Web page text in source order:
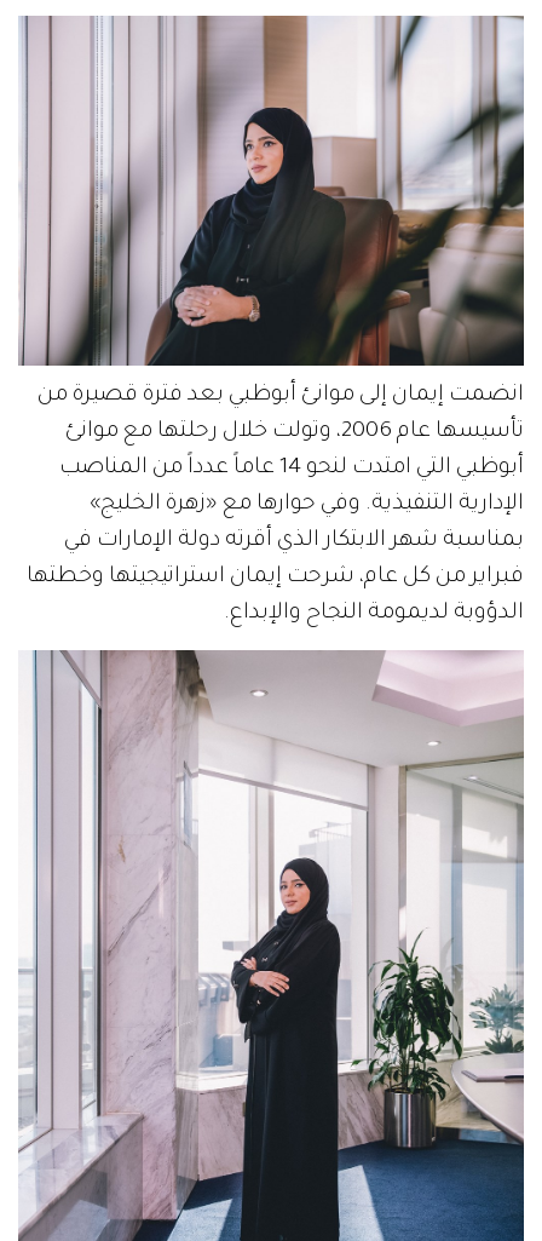
انضمت إيمان إلى موانئ أبوظبي بعد فترة قصيرة من
تأسيسها عام 2006، وتولت خلال رحلتها مع موانئ
أبوظبي التي امتدت لنحو 14 عاماً عدداً من المناصب
الإدارية التنفيذية. وفي حوارها مع «زهرة الخليج»
بمناسبة شهر الابتكار الذي أقرته دولة الإمارات في
فبراير من كل عام، شرحت إيمان استراتيجيتها وخطتها
الدؤوبة لديمومة النجاح والإبداع.